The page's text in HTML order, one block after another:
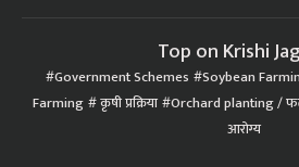
Top on Krishi
Government Schemes Soybean
Farming कृषी प्रक्रिया Orchard planting /
आरोग्य